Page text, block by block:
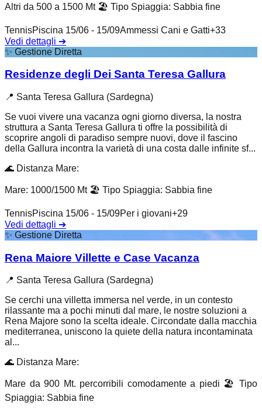
Altri da 500 a 1500 Mt 🏖️ Tipo Spiaggia: Sabbia fine
TennisPiscina 15/06 - 15/09Ammessi Cani e Gatti+33
Vedi dettagli ➔
✨ Gestione Diretta
Residenze degli Dei Santa Teresa Gallura
📍 Santa Teresa Gallura (Sardegna)
Se vuoi vivere una vacanza ogni giorno diversa, la nostra
struttura a Santa Teresa Gallura ti offre la possibilità di
scoprire angoli di paradiso sempre nuovi, dove il fascino
della Gallura incontra la varietà di una costa dalle infinite sf...
🌊 Distanza Mare:
Mare: 1000/1500 Mt 🏖️ Tipo Spiaggia: Sabbia fine
TennisPiscina 15/06 - 15/09Per i giovani+29
Vedi dettagli ➔
✨ Gestione Diretta
Rena Maiore Villette e Case Vacanza
📍 Santa Teresa Gallura (Sardegna)
Se cerchi una villetta immersa nel verde, in un contesto
rilassante ma a pochi minuti dal mare, le nostre soluzioni a
Rena Majore sono la scelta ideale. Circondate dalla macchia
mediterranea, uniscono la quiete della natura incontaminata
al...
🌊 Distanza Mare:
Mare da 900 Mt. percorribili comodamente a piedi 🏖️ Tipo
Spiaggia: Sabbia fine